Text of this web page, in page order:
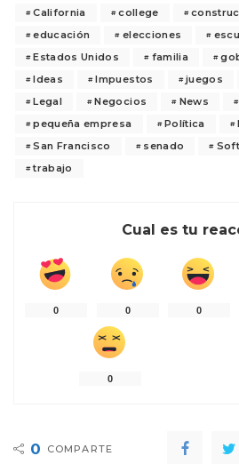
California
college
educación
elecciones
Estados Unidos
familia
Ideas
Impuestos juegos
Legal
Negocios News
pequeña empresa
Política
San Francisco
senado
trabajo
Cual es tu
0 0 0
0
0 COMPARTE